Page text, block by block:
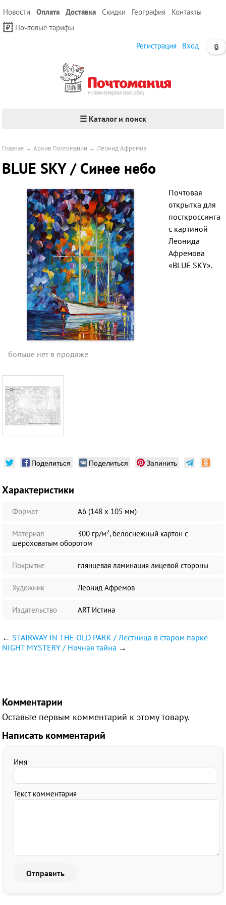
Новости Оплата Доставка Скидки География
Контакты
Почтовые тарифы
🔒
Регистрация Вход
☰ Каталог и поиск
Главная →Архив Почтомании →Леонид Афремов
BLUE SKY / Синее небо
Почтовая
открытка для
посткроссинга
с картиной
Леонида
Афремова
«BLUE SKY».
больше нет в продаже
Поделиться Поделиться Запинить
Характеристики
Формат А6 (148 х 105 мм)
Материал
300 гр/м², белоснежный картон с
шероховатым оборотом
Покрытие глянцевая ламинация лицевой стороны
Художник Леонид Афремов
Издательство ART Истина
← STAIRWAY IN THE OLD PARK / Лестница в старом парке
NIGHT MYSTERY / Ночная тайна →
Комментарии
Оставьте первым комментарий к этому товару.
Написать комментарий
Имя
Текст комментария